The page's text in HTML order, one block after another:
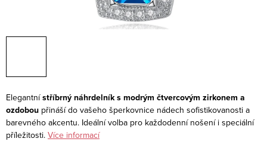
Elegantnístříbrný náhrdelník s modrým čtvercovým zirkonem a
ozdobou přináší do vašeho šperkovnice nádech sofistikovanosti a
barevného akcentu. Ideální volba pro každodenní nošení i speciální
příležitosti. Více informací